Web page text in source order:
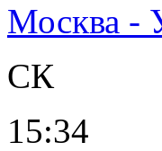
Москва -
СК
15:34